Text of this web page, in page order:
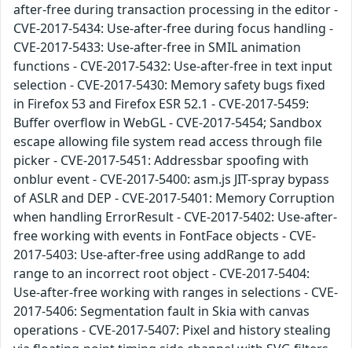
after-free during transaction processing in the editor -
CVE-2017-5434: Use-after-free during focus handling -
CVE-2017-5433: Use-after-free in SMIL animation
functions - CVE-2017-5432: Use-after-free in text input
selection - CVE-2017-5430: Memory safety bugs fixed
in Firefox 53 and Firefox ESR 52.1 - CVE-2017-5459:
Buffer overflow in WebGL - CVE-2017-5454; Sandbox
escape allowing file system read access through file
picker - CVE-2017-5451: Addressbar spoofing with
onblur event - CVE-2017-5400: asm.js JIT-spray bypass
of ASLR and DEP - CVE-2017-5401: Memory Corruption
when handling ErrorResult - CVE-2017-5402: Use-after-
free working with events in FontFace objects - CVE-
2017-5403: Use-after-free using addRange to add
range to an incorrect root object - CVE-2017-5404:
Use-after-free working with ranges in selections - CVE-
2017-5406: Segmentation fault in Skia with canvas
operations - CVE-2017-5407: Pixel and history stealing